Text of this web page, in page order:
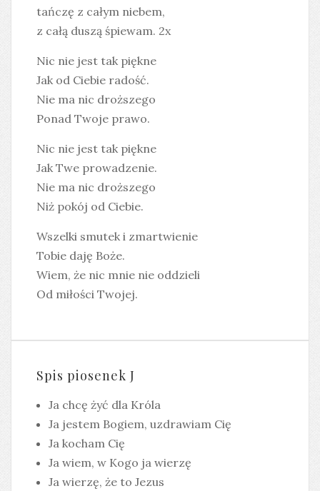
tańczę z całym niebem,
z całą duszą śpiewam. 2x
Nic nie jest tak piękne
Jak od Ciebie radość.
Nie ma nic droższego
Ponad Twoje prawo.
Nic nie jest tak piękne
Jak Twe prowadzenie.
Nie ma nic droższego
Niż pokój od Ciebie.
Wszelki smutek i zmartwienie
Tobie daję Boże.
Wiem, że nic mnie nie oddzieli
Od miłości Twojej.
Spis piosenek J
Ja chcę żyć dla Króla
Ja jestem Bogiem, uzdrawiam Cię
Ja kocham Cię
Ja wiem, w Kogo ja wierzę
Ja wierzę, że to Jezus